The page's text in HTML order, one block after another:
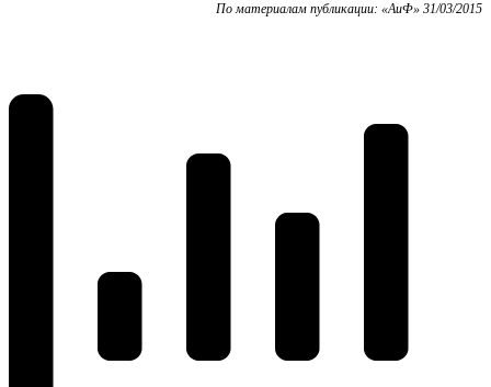
По материалам публикации: «АиФ» 31/03/2015